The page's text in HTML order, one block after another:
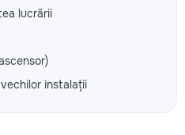
lucrării
instalații